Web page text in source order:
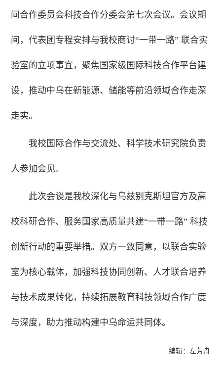
间合作委员会科技合作分委会第七次会议。会议期
间，代表团专程安排与我校商讨“一带一路” 联合实
验室的立项事宜，聚焦国家级国际科技合作平台建
设，推动中乌在新能源、储能等前沿领域合作走深
走实。
我校国际合作与交流处、科学技术研究院负责
人参加会见。
此次会谈是我校深化与乌兹别克斯坦官方及高
校科研合作、服务国家高质量共建“一带一路” 科技
创新行动的重要举措。双方一致同意，以联合实验
室为核心载体，加强科技协同创新、人才联合培养
与技术成果转化，持续拓展教育科技领域合作广度
与深度，助力推动构建中乌命运共同体。
编辑：左芳舟